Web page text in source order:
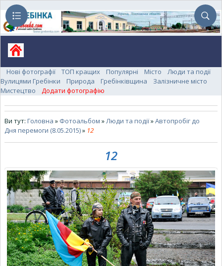
Нові фотографії ТОП кращих Популярні Місто
Люди та події
Вулицями Гребінки
Природа Гребінківщина
Залізничне місто
Мистецтво
Додати фотографію
Ви тут: Головна » Фотоальбом » Люди та події»Автопробіг до
Дня перемоги (8.05.2015)» 12
12